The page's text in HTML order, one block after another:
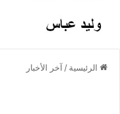
الرئيسية / آخر الأخبار